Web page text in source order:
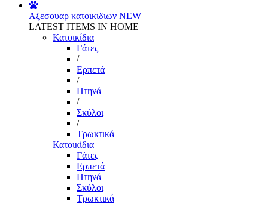
Αξεσουαρ κατοικιδιων NEW
LATEST ITEMS IN HOME
Κατοικίδια
Γάτες
/
Ερπετά
/
Πτηνά
/
Σκύλοι
/
Τρωκτικά
Κατοικίδια
Γάτες
Ερπετά
Πτηνά
Σκύλοι
Τρωκτικά